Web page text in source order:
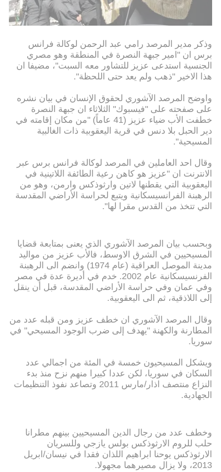
وذكر مدير المرصد رامي عبد الرحمن لوكالة فرانس
برس ان "امير جبهة النصرة في المنطقة وهو مصري
الجنسية استدعى عزيز للتشاور معه السبت"، مضيفا ان
هذا الاخير "ذهب ولم يعد حتى اللحظة".
واوضح المرصد الآشوري لحقوق الإنسان في بيان نشره
على صفحته على "فيسبوك" الثلاثاء ان جبهة النصرة
خطفت الأب ضياء عزيز (41 عاماً) "من مكان إقامته في
دير الحبل بلا دنس في قرية اليعقوبية ذات الغالبية
المسيحية".
وقال احد العاملين في المرصد لوكالة فرانس برس عبر
الانترنت ان "عزيز هو كاهن رعية الطائفة اللاتينية في
اليعقوبية التي يقطنها لاتين وارثوذكس وارمن، وهو من
الرهبنة الفرانسيسكانية ويتبع لحراسة الأراضي المقدسة
التي تتخذ من القدس مقرا لها".
وبحسب بيان المرصد الآشوري الذي يعنى بمتابعة قضايا
المسيحيين في الشرق الاوسط، فالأب عزيز من مواليد
مدينة الموصل العراقية (عام 1974) وانضم الى الرهبنة
الفرنسيسكانية عام 2002. خدم في أديرة عدة في مصر
وفي عمان وفي حراسة الأراضي المقدسة، قبل أن ينقل
إلى اللاذقية، ثم الى اليعقوبية.
وقال المرصد الآشوري ان خطف عزيز ومن قبله عدد من
المطارنة والكهنة "يهدف إلى ضرب الوجود المسيحي" في
سوريا.
ويشكل المسيحيون خمسة في المئة من اجمالي عدد
السكان في سوريا، لكن عددا كبيرا منهم نزح منذ بدء
النزاع منتصف اذار/مارس 2011 وتصاعد نفوذ التنظيمات
الجهادية.
وخطف عدد من رجال الدين المسيحيين بينهم مطرانا
حلب للروم الارثوذكس بولس يازجي وللسريان
الارثوذكس يوحنا ابراهيم اللذان فقدا في نيسان/ابريل
2013، ولا يزال مصيرهما مجهولا.